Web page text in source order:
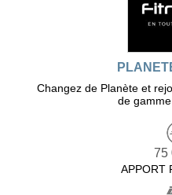
Changez de Planète et
de
75
APPORT